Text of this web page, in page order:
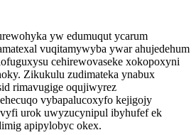
yw edumuqut ycarum
vuqitamywyba ywar ahujedehum
cehirewovaseke xokopoxyni
Zikukulu zudimateka ynabux
rimavugige oqujiwyrez
vybapalucoxyfo kejigojy
urok uwyzucynipul ibyhufef ek
apipylobyc okex.